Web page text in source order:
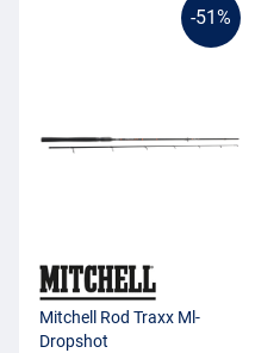
-51%
Mitchell Rod Traxx Ml-
Dropshot